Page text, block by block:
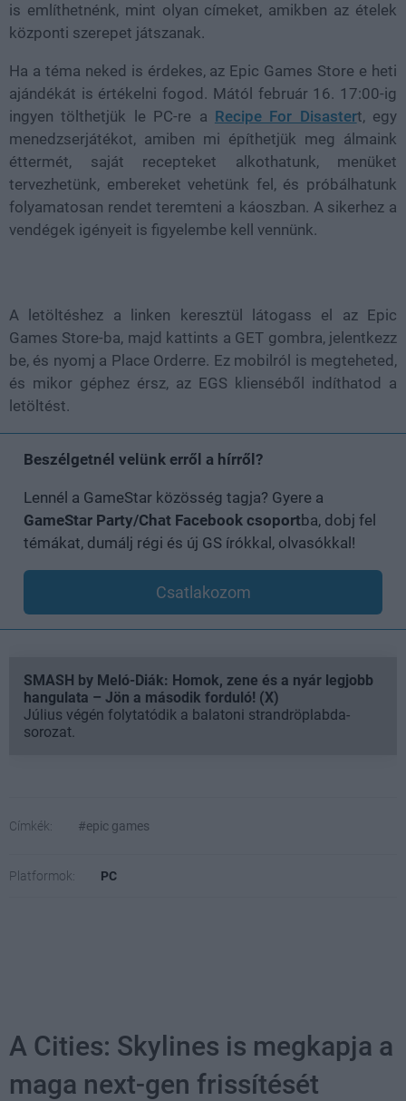
is említhetnénk, mint olyan címeket, amikben az ételek
központi szerepet játszanak.
Ha a téma neked is érdekes, az Epic Games Store e heti
ajándékát is értékelni fogod. Mától február 16. 17:00-ig
ingyen tölthetjük le PC-re a Recipe For Disastert, egy
menedzserjátékot, amiben mi építhetjük meg álmaink
éttermét, saját recepteket alkothatunk, menüket
tervezhetünk, embereket vehetünk fel, és próbálhatunk
folyamatosan rendet teremteni a káoszban. A sikerhez a
vendégek igényeit is figyelembe kell vennünk.
A letöltéshez a linken keresztül látogass el az Epic
Games Store-ba, majd kattints a GET gombra, jelentkezz
be, és nyomj a Place Orderre. Ez mobilról is megteheted,
és mikor géphez érsz, az EGS klienséből indíthatod a
letöltést.
Beszélgetnél velünk erről a hírről?
Lennél a GameStar közösség tagja? Gyere a
GameStar Party/Chat Facebook csoportba, dobj fel
témákat, dumálj régi és új GS írókkal, olvasókkal!
Csatlakozom
SMASH by Meló-Diák: Homok, zene és a nyár legjobb
hangulata – Jön a második forduló! (X)
Július végén folytatódik a balatoni strandröplabda-
sorozat.
Címkék: #epic games
Platformok: PC
A Cities: Skylines is megkapja a
maga next-gen frissítését